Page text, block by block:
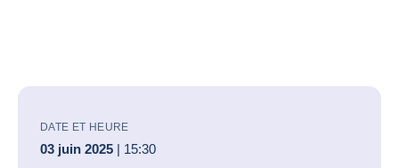
DATE ET HEURE
03 juin 2025 | 15:30